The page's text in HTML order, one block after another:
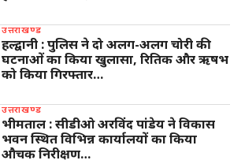
उत्तराखण्ड
हल्द्वानी : पुलिस ने दो अलग-अलग चोरी की
घटनाओं का किया खुलासा, रितिक और ऋषभ
को किया गिरफ्तार…
उत्तराखण्ड
भीमताल : सीडीओ अरविंद पांडेय ने विकास
भवन स्थित विभिन्न कार्यालयों का किया
औचक निरीक्षण…